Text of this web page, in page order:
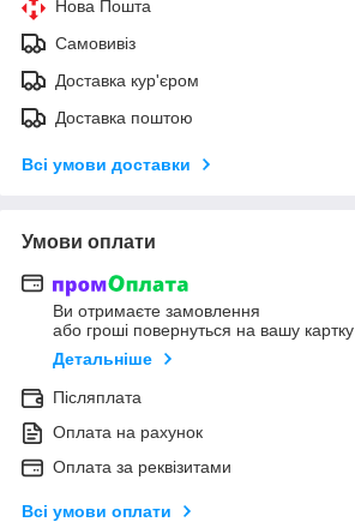
Нова Пошта
Самовивіз
Доставка кур'єром
Доставка поштою
Всі умови доставки
Умови оплати
Ви отримаєте замовлення
або гроші повернуться на вашу картку
Детальніше
Післяплата
Оплата на рахунок
Оплата за реквізитами
Всі умови оплати